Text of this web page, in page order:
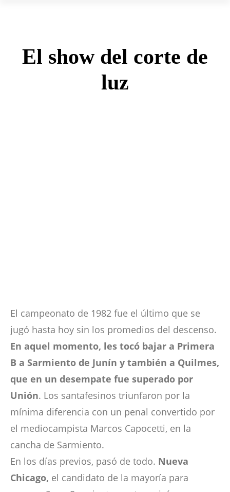
El show del corte de
luz
El campeonato de 1982 fue el último que se
jugó hasta hoy sin los promedios del descenso.
En aquel momento, les tocó bajar a Primera
B a Sarmiento de Junín y también a Quilmes,
que en un desempate fue superado por
Unión. Los santafesinos triunfaron por la
mínima diferencia con un penal convertido por
el mediocampista Marcos Capocetti, en la
cancha de Sarmiento.
En los días previos, pasó de todo. Nueva
Chicago, el candidato de la mayoría para